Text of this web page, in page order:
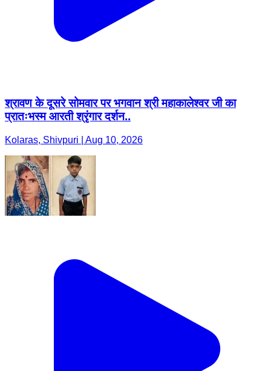
श्रावण के दूसरे सोमवार पर भगवान श्री महाकालेश्वर जी का
प्रातःभस्म आरती श्रृंगार दर्शन..
Kolaras, Shivpuri | Aug 10, 2026